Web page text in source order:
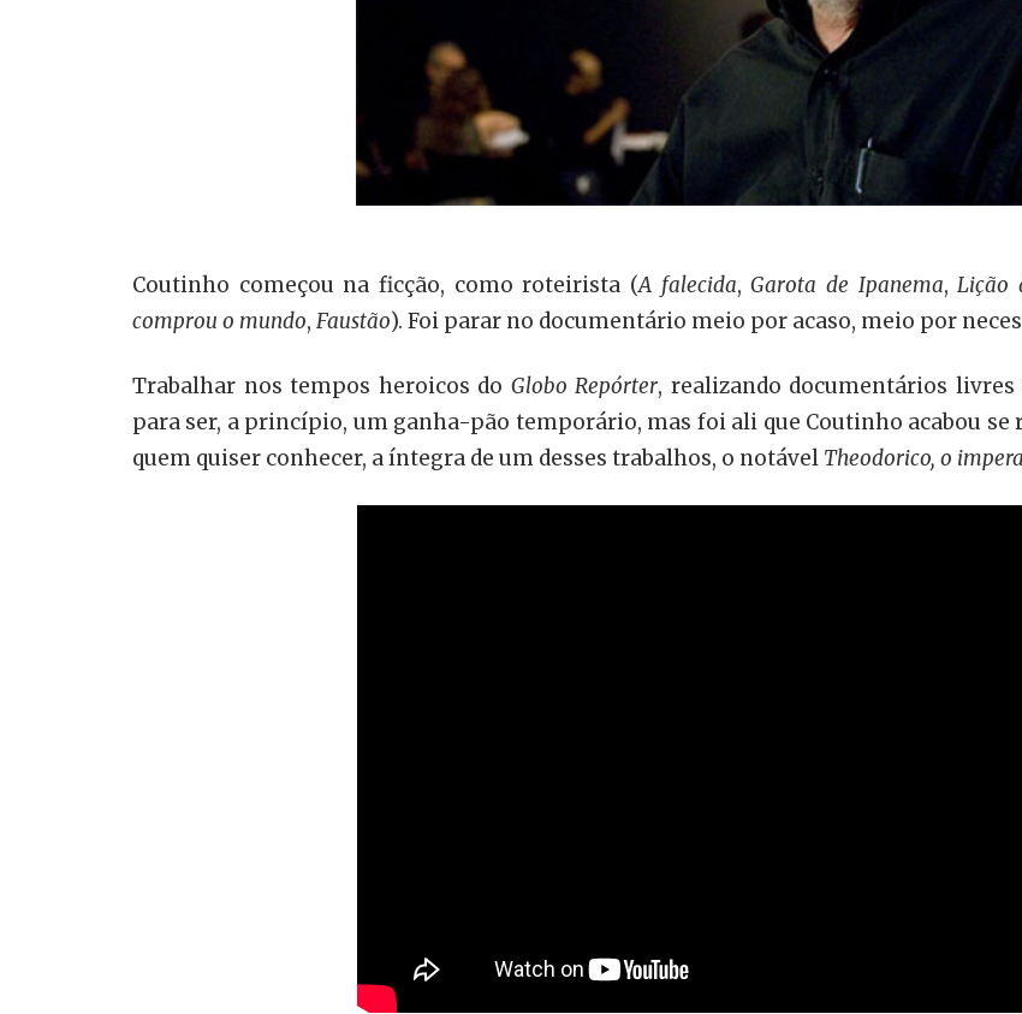
Coutinho começou na ficção, como roteirista (A falecida,Garota de Ipanema,Lição
comprou o mundo, Faustão). Foi parar no documentário meio por acaso, meio por
Trabalhar nos tempos heroicos do Globo Repórter, realizando documentários
para ser, a princípio, um ganha-pão temporário, mas foi ali que Coutinho acabou se
quem quiser conhecer, a íntegra de um desses trabalhos, o notável Theodorico, o